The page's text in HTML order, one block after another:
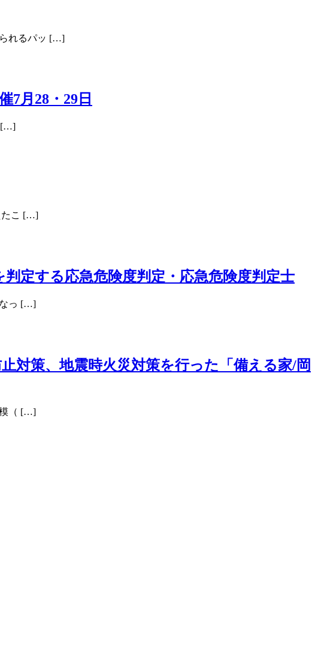
れるパッ […]
7月28・29日
[…]
たこ […]
定する応急危険度判定・応急危険度判定士
なっ […]
対策、地震時火災対策を行った「備える家/岡
模（ […]